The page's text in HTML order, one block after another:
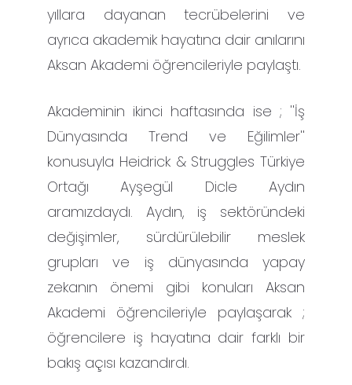
yıllara dayanan tecrübelerini ve
ayrıca akademik hayatına dair anılarını
Aksan Akademi öğrencileriyle paylaştı.
Akademinin ikinci haftasında ise ; ''İş
Dünyasında Trend ve Eğilimler''
konusuyla Heidrick & Struggles Türkiye
Ortağı Ayşegül Dicle Aydın
aramızdaydı. Aydın, iş sektöründeki
değişimler, sürdürülebilir meslek
grupları ve iş dünyasında yapay
zekanın önemi gibi konuları Aksan
Akademi öğrencileriyle paylaşarak ;
öğrencilere iş hayatına dair farklı bir
bakış açısı kazandırdı.